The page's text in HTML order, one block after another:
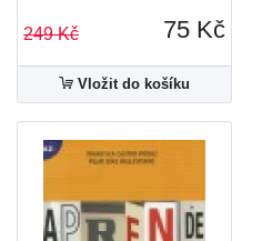
249 Kč 75 Kč
Vložit do košíku